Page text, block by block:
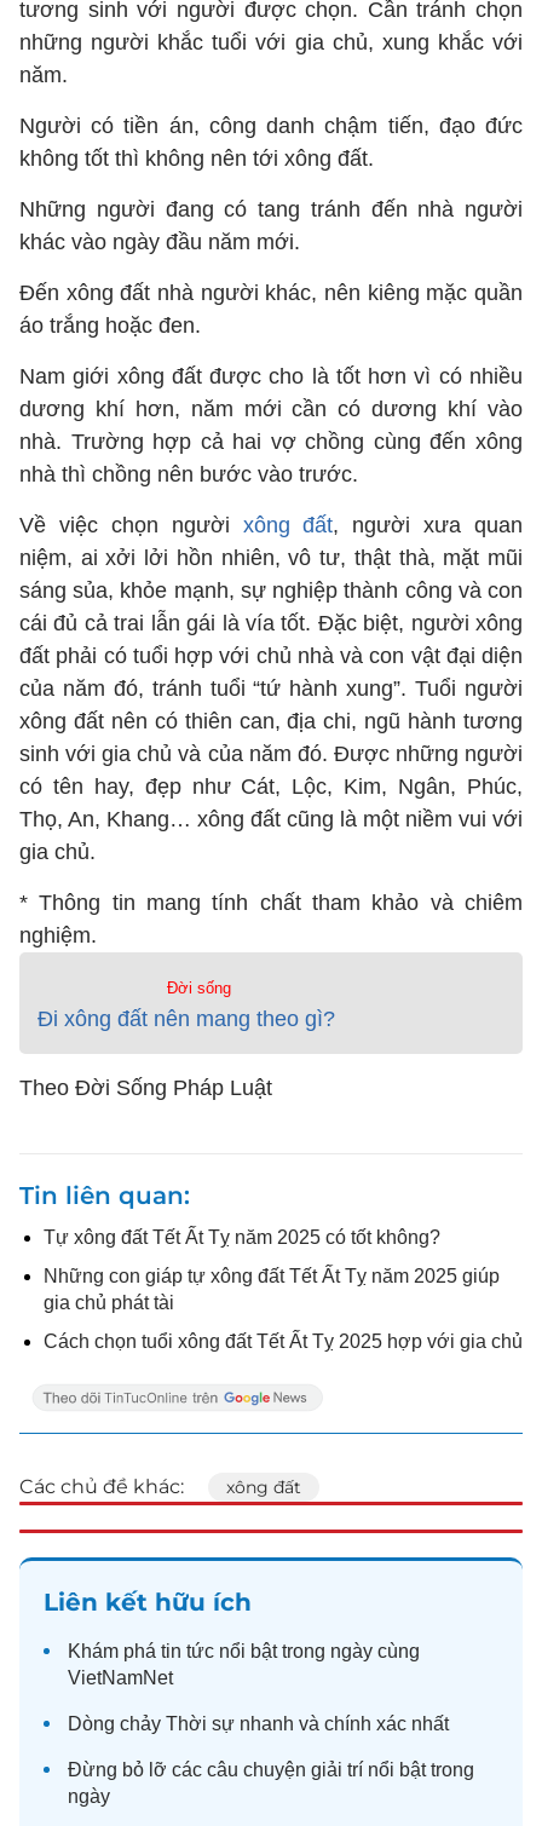
tương sinh với người được chọn. Cần tránh chọn
những người khắc tuổi với gia chủ, xung khắc với
năm.
Người có tiền án, công danh chậm tiến, đạo đức
không tốt thì không nên tới xông đất.
Những người đang có tang tránh đến nhà người
khác vào ngày đầu năm mới.
Đến xông đất nhà người khác, nên kiêng mặc quần
áo trắng hoặc đen.
Nam giới xông đất được cho là tốt hơn vì có nhiều
dương khí hơn, năm mới cần có dương khí vào
nhà. Trường hợp cả hai vợ chồng cùng đến xông
nhà thì chồng nên bước vào trước.
Về việc chọn người xông đất, người xưa quan
niệm, ai xởi lởi hồn nhiên, vô tư, thật thà, mặt mũi
sáng sủa, khỏe mạnh, sự nghiệp thành công và con
cái đủ cả trai lẫn gái là vía tốt. Đặc biệt, người xông
đất phải có tuổi hợp với chủ nhà và con vật đại diện
của năm đó, tránh tuổi “tứ hành xung”. Tuổi người
xông đất nên có thiên can, địa chi, ngũ hành tương
sinh với gia chủ và của năm đó. Được những người
có tên hay, đẹp như Cát, Lộc, Kim, Ngân, Phúc,
Thọ, An, Khang… xông đất cũng là một niềm vui với
gia chủ.
* Thông tin mang tính chất tham khảo và chiêm
nghiệm.
Đời sống
Đi xông đất nên mang theo gì?
Theo Đời Sống Pháp Luật
Tin liên quan
Tự xông đất Tết Ất Tỵ năm 2025 có tốt không?
Những con giáp tự xông đất Tết Ất Tỵ năm 2025 giúp
gia chủ phát tài
Cách chọn tuổi xông đất Tết Ất Tỵ 2025 hợp với gia chủ
Các chủ đề khác: xông đất
Liên kết hữu ích
Khám phá tin tức nổi bật trong ngày cùng
VietNamNet
Dòng chảy Thời sự nhanh và chính xác nhất
Đừng bỏ lỡ các câu chuyện giải trí nổi bật trong
ngày